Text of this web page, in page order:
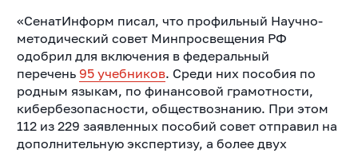
«СенатИнформ писал, что профильный Научно-
методический совет Минпросвещения РФ
одобрил для включения в федеральный
перечень 95 учебников. Среди них пособия по
родным языкам, по финансовой грамотности,
кибербезопасности, обществознанию. При этом
112 из 229 заявленных пособий совет отправил на
дополнительную экспертизу, а более двух